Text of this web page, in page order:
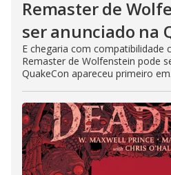
Remaster de
ser anunciado na
E chegaria com compatibilidade
Remaster de Wolfenstein pode
QuakeCon apareceu primeiro